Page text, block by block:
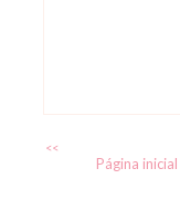
<<
Página inicial